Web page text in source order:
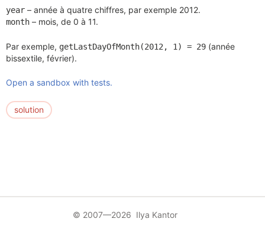
year – année à quatre chiffres, par exemple 2012.
month – mois, de 0 à 11.
Par exemple, getLastDayOfMonth(2012, 1) = 29 (année
bissextile, février).
Open a sandbox with tests.
solution
© 2007—2026 Ilya Kantor